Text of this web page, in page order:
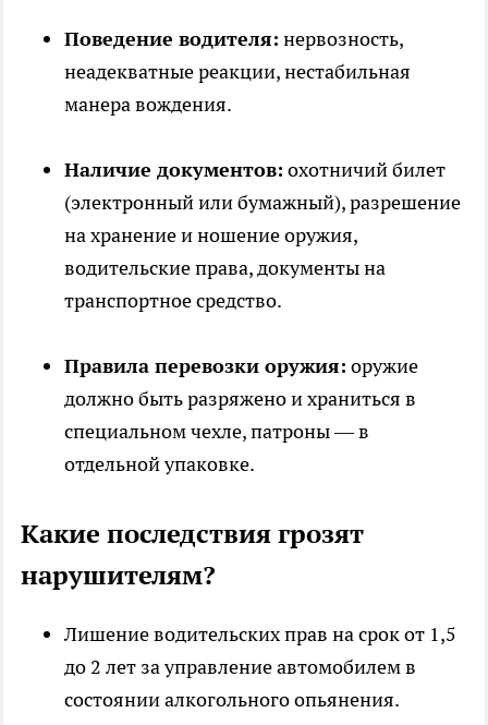
Поведение водителя: нервозность,
неадекватные реакции, нестабильная
манера вождения.
Наличие документов: охотничий билет
(электронный или бумажный), разрешение
на хранение и ношение оружия,
водительские права, документы на
транспортное средство.
Правила перевозки оружия: оружие
должно быть разряжено и храниться в
специальном чехле, патроны — в
отдельной упаковке.
Какие последствия грозят
нарушителям?
Лишение водительских прав на срок от 1,5
до 2 лет за управление автомобилем в
состоянии алкогольного опьянения.